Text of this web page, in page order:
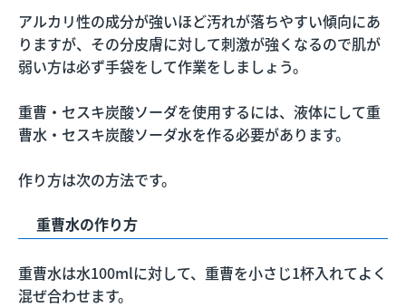
アルカリ性の成分が強いほど汚れが落ちやすい傾向にあ
りますが、その分皮膚に対して刺激が強くなるので肌が
弱い方は必ず手袋をして作業をしましょう。
重曹・セスキ炭酸ソーダを使用するには、液体にして重
曹水・セスキ炭酸ソーダ水を作る必要があります。
作り方は次の方法です。
重曹水の作り方
重曹水は水100mlに対して、重曹を小さじ1杯入れてよく
混ぜ合わせます。